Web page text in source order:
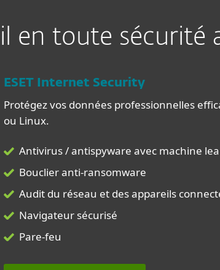
en toute sécurité
ESET Internet Security
Protégez vos données professionnelles
ou Linux.
Antivirus / antispyware avec machine
Bouclier anti-ransomware
Audit du réseau et des appareils
Navigateur sécurisé
Pare-feu